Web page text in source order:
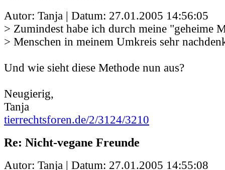
Autor: Tanja | Datum: 27.01.2005 14:56:05
> Zumindest habe ich durch meine "geheime
> Menschen in meinem Umkreis sehr
Und wie sieht diese Methode nun aus?
Neugierig,
Tanja
tierrechtsforen.de/2/3124/3210
Re: Nicht-vegane Freunde
Autor: Tanja | Datum: 27.01.2005 14:55:08